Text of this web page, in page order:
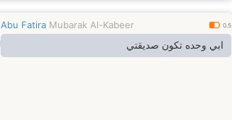
Abu Fatira Mubarak Al-Kabeer 0.5
ابي وحده تكون صديقتي